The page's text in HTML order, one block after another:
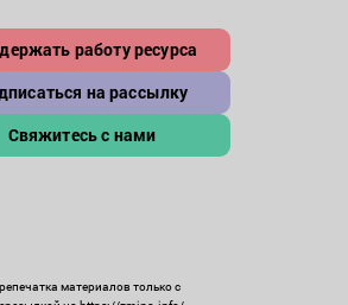
работу ресурса
на рассылку
Свяжитесь с нами
материалов только с